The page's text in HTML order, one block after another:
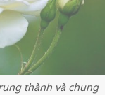
thành và chung